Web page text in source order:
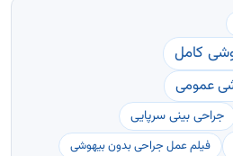
کامل
عمومی
جراحی بینی سرپایی
فیلم عمل جراحی بدون بیهوشی